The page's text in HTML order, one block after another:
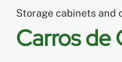
Centro de Recursos
Storage cabinets and
Carros de